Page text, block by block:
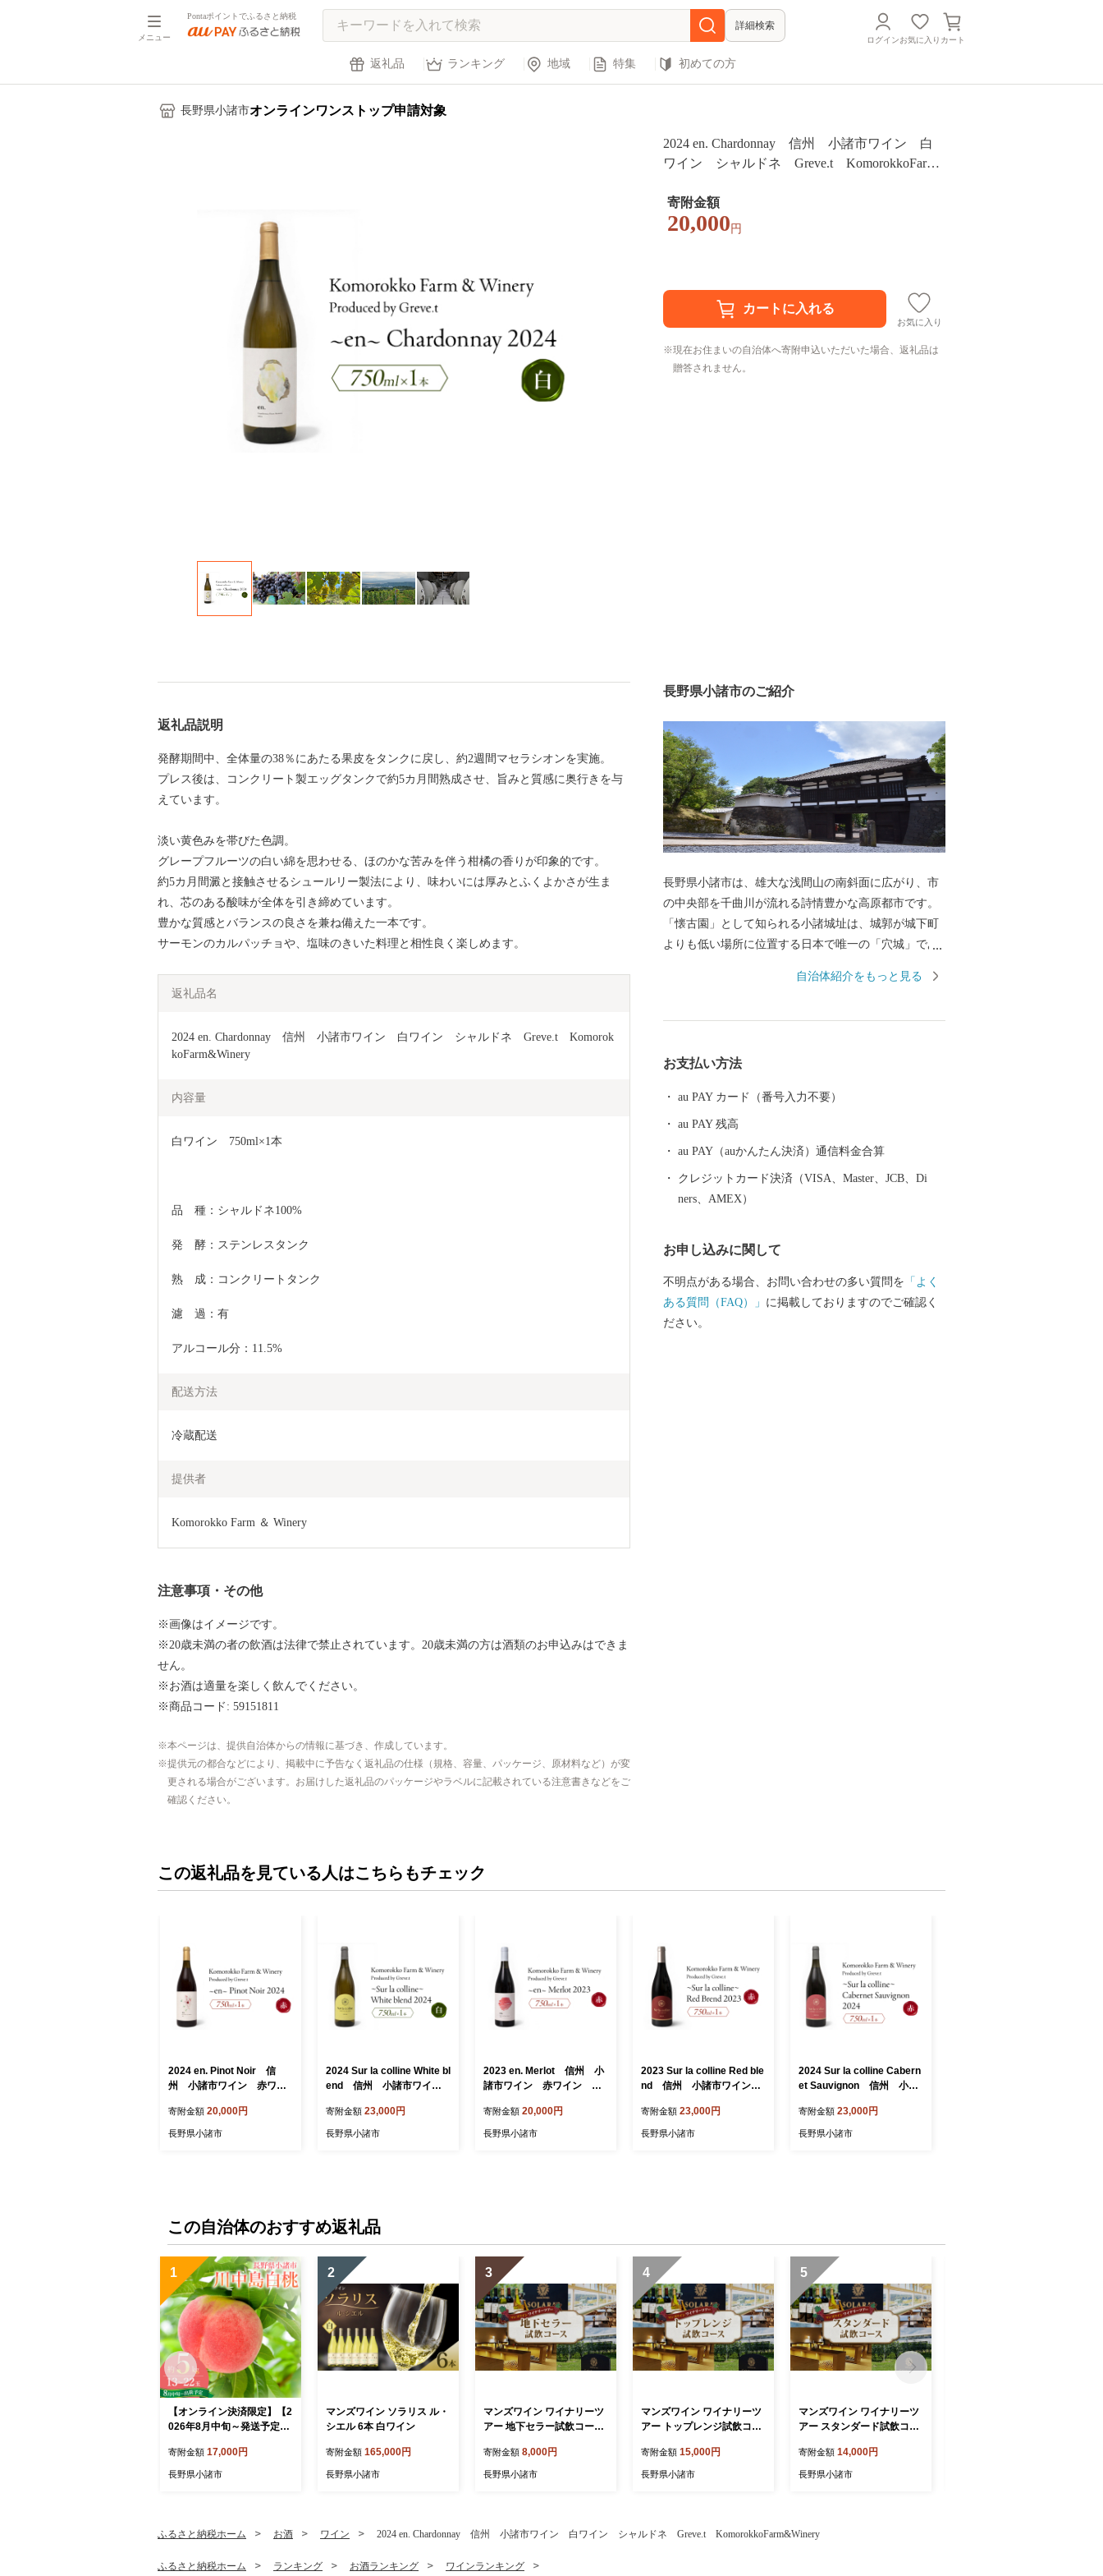
メニュー
Pontaポイントでふるさと納税
詳細検索
ログインお気に入り カート
返礼品 ランキング 地域 特集 初めての方
長野県小諸市オンラインワンストップ申請対象
2024 en. Chardonnay 信州 小諸市ワイン 白
ワイン シャルドネ Greve.t KomorokkoFarm
寄附金額
20,000 円
お気に入り
現在お住まいの自治体へ寄附申込いただいた場合、返礼品は
贈答されません。
返礼品説明
発酵期間中、全体量の38％にあたる果皮をタンクに戻し、約2週間マセラシオンを実施。
プレス後は、コンクリート製エッグタンクで約5カ月間熟成させ、旨みと質感に奥行きを与
えています。
淡い黄色みを帯びた色調。
グレープフルーツの白い綿を思わせる、ほのかな苦みを伴う柑橘の香りが印象的です。
約5カ月間澱と接触させるシュールリー製法により、味わいには厚みとふくよかさが生ま
れ、芯のある酸味が全体を引き締めています。
豊かな質感とバランスの良さを兼ね備えた一本です。
サーモンのカルパッチョや、塩味のきいた料理と相性良く楽しめます。
返礼品名
2024 en. Chardonnay　信州　小諸市ワイン　白ワイン　シャルドネ　Greve.t　Komorok
koFarm&Winery
内容量
白ワイン　750ml×1本
品　種：シャルドネ100%
発　酵：ステンレスタンク
熟　成：コンクリートタンク
濾　過：有
アルコール分：11.5%
配送方法
冷蔵配送
提供者
Komorokko Farm ＆ Winery
注意事項・その他
※画像はイメージです。
※20歳未満の者の飲酒は法律で禁止されています。20歳未満の方は酒類のお申込みはできま
せん。
※お酒は適量を楽しく飲んでください。
※商品コード: 59151811
本ページは、提供自治体からの情報に基づき、作成しています。
提供元の都合などにより、掲載中に予告なく返礼品の仕様（規格、容量、パッケージ、原材料など）が変
更される場合がございます。お届けした返礼品のパッケージやラベルに記載されている注意書きなどをご
確認ください。
長野県小諸市のご紹介
長野県小諸市は、雄大な浅間山の南斜面に広がり、市
の中央部を千曲川が流れる詩情豊かな高原都市です。
「懐古園」として知られる小諸城址は、城郭が城下町
よりも低い場所に位置する日本で唯一の「穴城」であ
の紅葉など季節を通し数多くの観光客が訪れます。 ま
山の西側に広がる高峰高原は、四季を通じたアクティ
ビティが楽しめる自然の宝庫です。 小諸市へは、東京
クセス抜群。 四季折々の魅力が満載の小諸市。ふるさ
と納税を通して小諸市の魅力に触れていただければ幸
自治体紹介をもっと見る
お支払い方法
au PAY カード（番号入力不要）
au PAY 残高
au PAY（auかんたん決済）通信料金合算
クレジットカード決済（VISA、Master、JCB、Di
ners、AMEX）
お申し込みに関して
不明点がある場合、お問い合わせの多い質問を 「よく
ある質問（FAQ）」 に掲載しておりますのでご確認く
ださい。
この返礼品を見ている人はこちらもチェック
2024 en. Pinot Noir 信
州 小諸市ワイン 赤ワイ
KomorokkoFarm&Winer
y
寄附金額 20,000円
長野県小諸市
2024 Sur la colline White bl
end 信州 小諸市ワイ
omorokkoFarm&Winery
寄附金額 23,000円
長野県小諸市
2023 en. Merlot 信州 小
諸市ワイン 赤ワイン メ
kkoFarm&Winery
寄附金額 20,000円
長野県小諸市
2023 Sur la colline Red ble
nd 信州 小諸市ワイン
rokkoFarm&Winery
寄附金額 23,000円
長野県小諸市
2024 Sur la colline Cabern
et Sauvignon 信州 小諸
ルネ・ソーヴィニヨン カ
ベルネフラン Greve.t K
寄附金額 23,000円
長野県小諸市
この自治体のおすすめ返礼品
1
【オンライン決済限定】【2
026年8月中旬～発送予定】
中島白桃 約5kg 秀品 13～2
2玉 贈答品 フルーツ 果物 白
寄附金額 17,000円
長野県小諸市
2
マンズワイン ソラリス ル・
シエル 6本 白ワイン
寄附金額 165,000円
長野県小諸市
3
マンズワイン ワイナリーツ
アー 地下セラー試飲コース
寄附金額 8,000円
長野県小諸市
4
マンズワイン ワイナリーツ
アー トップレンジ試飲コー
寄附金額 15,000円
長野県小諸市
5
マンズワイン ワイナリーツ
アー スタンダード試飲コー
寄附金額 14,000円
長野県小諸市
ふるさと納税ホーム お酒 ワイン 2024 en. Chardonnay 信州 小諸市ワイン 白ワイン シャルドネ Greve.t KomorokkoFarm&Winery
ふるさと納税ホーム ランキング お酒ランキング ワインランキング